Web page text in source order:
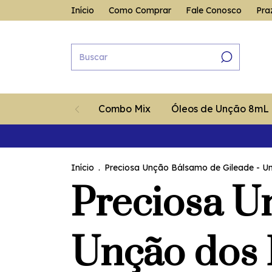
Início Como Comprar Fale Conosco
Combo Mix Óleos de Unção 8mL
Início . Preciosa Unção Bálsamo de Gileade -
Preciosa
Unção